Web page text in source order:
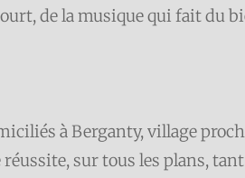
de la musique qui fait du
à Berganty, village
sur tous les plans,